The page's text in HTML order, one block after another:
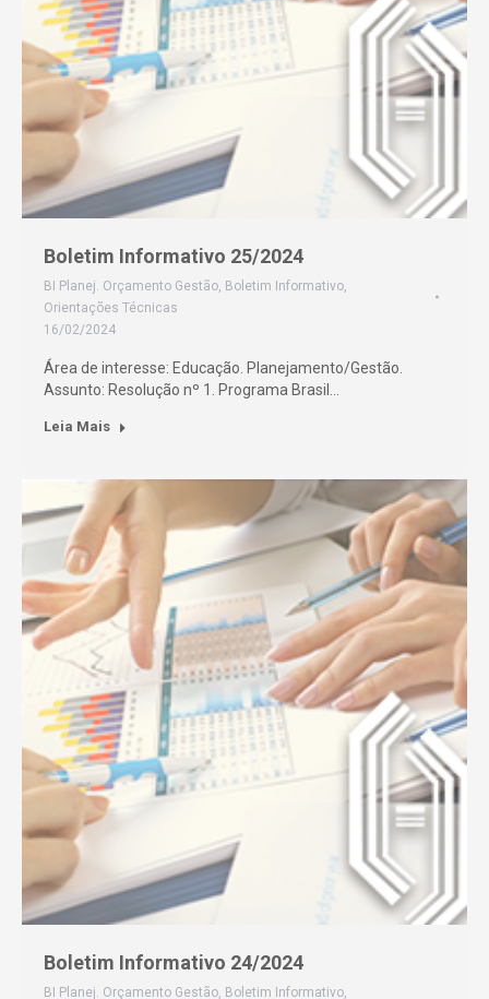
Boletim Informativo 25/2024
BI Planej. Orçamento Gestão, Boletim Informativo,
Orientações Técnicas
16/02/2024
Área de interesse: Educação. Planejamento/Gestão.
Assunto: Resolução nº 1. Programa Brasil…
Leia Mais
Boletim Informativo 24/2024
BI Planej. Orçamento Gestão, Boletim Informativo,